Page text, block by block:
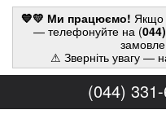
💙💛 Ми працюємо! Якщо
— телефонуйте на (
⚠ Зверніть увагу —
(044)